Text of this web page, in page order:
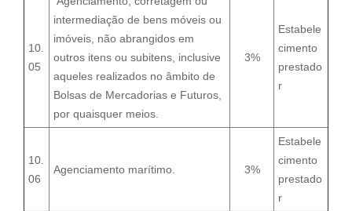
10.
05
intermediação de bens móveis ou
imóveis, não abrangidos em
outros itens ou subitens, inclusive
aqueles realizados no âmbito de
Bolsas de Mercadorias e Futuros,
por quaisquer meios.
3%
Estabele
cimento
prestado
r
10.
06
Agenciamento marítimo. 3%
Estabele
cimento
prestado
r